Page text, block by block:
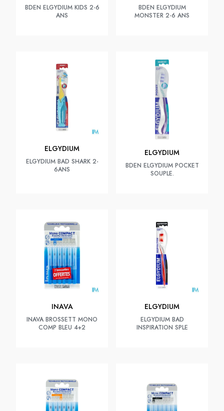
BDEN ELGYDIUM KIDS 2-6
ANS
BDEN ELGYDIUM
MONSTER 2-6 ANS
ELGYDIUM
ELGYDIUM BAD SHARK 2-
6ANS
ELGYDIUM
BDEN ELGYDIUM POCKET
SOUPLE.
INAVA
INAVA BROSSETT MONO
COMP BLEU 4+2
ELGYDIUM
ELGYDIUM BAD
INSPIRATION SPLE